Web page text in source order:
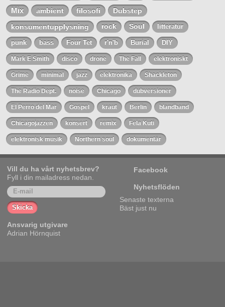
Mix
ambient filosofi
Dubstep
konsumentupplysning
rock Soul litteratur
punk bass Four Tet r'n'b Burial DIY
Mark E Smith disco drone The Fall elektroniskt
Grime minimal jazz elektronika Shackleton
The Radio Dept. noise Chicago dubversioner
El Perro del Mar Gospel kraut Berlin blandband
Chicagojazzen konsert remix Fela Kuti
elektronisk musik Northern soul dokumentär
Vill du ha vårt nyhetsbrev?
Fyll i din mailadress nedan.
Ansvarig utgivare
Adrian Hörnquist
Facebook
Nyhetsflöden
Senaste texterna
Bäst just nu